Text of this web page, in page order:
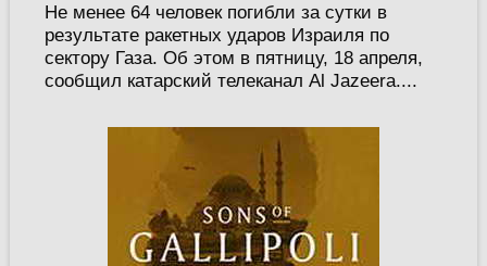
Не менее 64 человек погибли за сутки в
результате ракетных ударов Израиля по
сектору Газа. Об этом в пятницу, 18 апреля,
сообщил катарский телеканал Al Jazeera....